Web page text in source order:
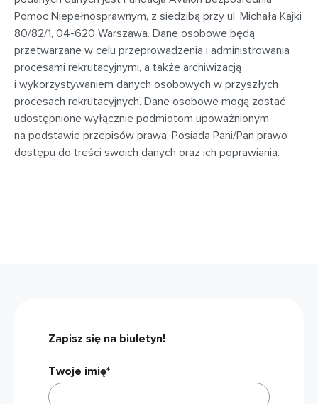
Pomoc Niepełnosprawnym, z siedzibą przy ul. Michała Kajki
80/82/1, 04-620 Warszawa. Dane osobowe będą
przetwarzane w celu przeprowadzenia i administrowania
procesami rekrutacyjnymi, a także archiwizacją
i wykorzystywaniem danych osobowych w przyszłych
procesach rekrutacyjnych. Dane osobowe mogą zostać
udostępnione wyłącznie podmiotom upoważnionym
na podstawie przepisów prawa. Posiada Pani/Pan prawo
dostępu do treści swoich danych oraz ich poprawiania.
Zapisz się na biuletyn!
Twoje imię*